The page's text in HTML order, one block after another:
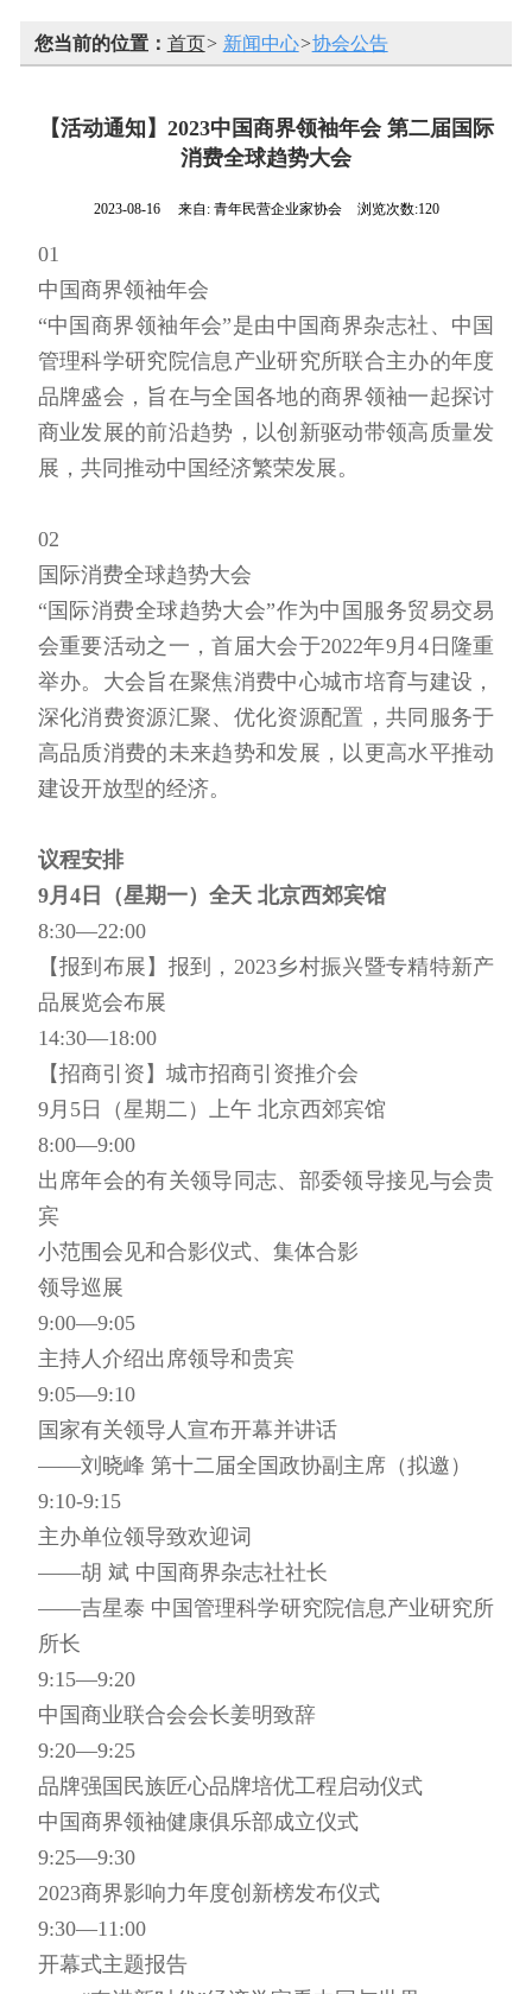
您当前的位置： 首页> 新闻中心>协会公告
【活动通知】2023中国商界领袖年会 第二届国际
消费全球趋势大会
2023-08-16 来自: 青年民营企业家协会 浏览次数:120
01
中国商界领袖年会
“中国商界领袖年会”是由中国商界杂志社、中国
管理科学研究院信息产业研究所联合主办的年度
品牌盛会，旨在与全国各地的商界领袖一起探讨
商业发展的前沿趋势，以创新驱动带领高质量发
展，共同推动中国经济繁荣发展。
02
国际消费全球趋势大会
“国际消费全球趋势大会”作为中国服务贸易交易
会重要活动之一，首届大会于2022年9月4日隆重
举办。大会旨在聚焦消费中心城市培育与建设，
深化消费资源汇聚、优化资源配置，共同服务于
高品质消费的未来趋势和发展，以更高水平推动
建设开放型的经济。
议程安排
9月4日（星期一）全天 北京西郊宾馆
8:30—22:00
【报到布展】报到，2023乡村振兴暨专精特新产
品展览会布展
14:30—18:00
【招商引资】城市招商引资推介会
9月5日（星期二）上午 北京西郊宾馆
8:00—9:00
出席年会的有关领导同志、部委领导接见与会贵
宾
小范围会见和合影仪式、集体合影
领导巡展
9:00—9:05
主持人介绍出席领导和贵宾
9:05—9:10
国家有关领导人宣布开幕并讲话
——刘晓峰 第十二届全国政协副主席（拟邀）
9:10-9:15
主办单位领导致欢迎词
——胡 斌 中国商界杂志社社长
——吉星泰 中国管理科学研究院信息产业研究所
所长
9:15—9:20
中国商业联合会会长姜明致辞
9:20—9:25
品牌强国民族匠心品牌培优工程启动仪式
中国商界领袖健康俱乐部成立仪式
9:25—9:30
2023商界影响力年度创新榜发布仪式
9:30—11:00
开幕式主题报告